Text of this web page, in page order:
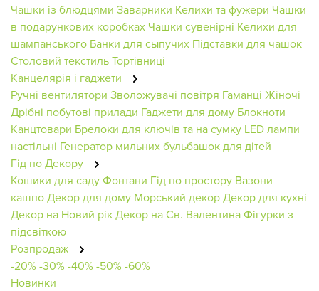
Чашки із блюдцями Заварники Келихи та фужери Чашки
в подарункових коробках Чашки сувенірні Келихи для
шампанського Банки для сыпучих Підставки для чашок
Столовий текстильТортівниці
Канцелярія і гаджети
Ручні вентилятори Зволожувачі повітря Гаманці Жіночі
Дрібні побутові прилади Гаджети для дому Блокноти
Канцтовари Брелоки для ключів та на сумку LED лампи
настільні Генератор мильних бульбашок для дітей
Гід по Декору
Кошики для садуФонтани Гід по простору Вазони
кашпоДекор для дому Морський декорДекор для кухні
Декор на Новий рікДекор на Св. ВалентинаФігурки з
підсвіткою
Розпродаж
-20%-30%-40%-50%-60%
Новинки